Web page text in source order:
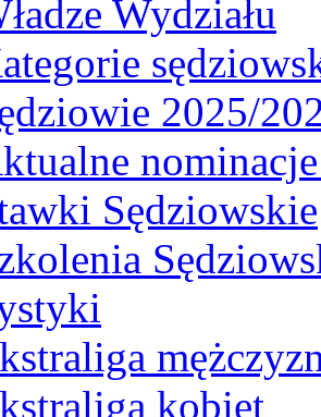
Wydziału
2025/
Sędziowskie
kobiet